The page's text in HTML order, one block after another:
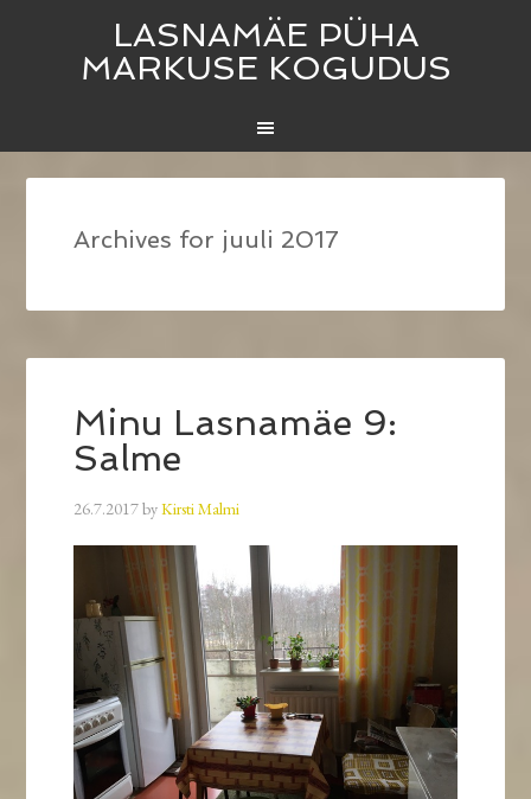
LASNAMÄE PÜHA
MARKUSE KOGUDUS
Archives for juuli 2017
Minu Lasnamäe 9:
Salme
26.7.2017byKirsti Malmi